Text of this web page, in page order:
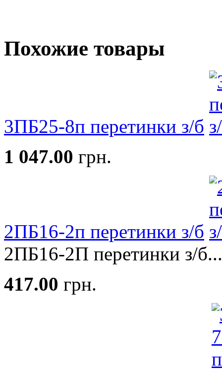
Похожие товары
3ПБ25-8п перетинки з/б
1 047.00 грн.
2ПБ16-2п перетинки з/б
2ПБ16-2П перетинки з/б...
417.00 грн.